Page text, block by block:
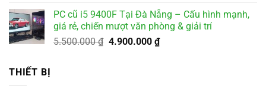
2.500.000 ₫.
tại
là:
2.000.000 ₫.
PC cũ i5 9400F Tại Đà Nẵng – Cấu hình mạnh,
giá rẻ, chiến mượt văn phòng & giải trí
5.500.000₫ Giá
4.900.000 ₫Giá
THIẾT BỊ